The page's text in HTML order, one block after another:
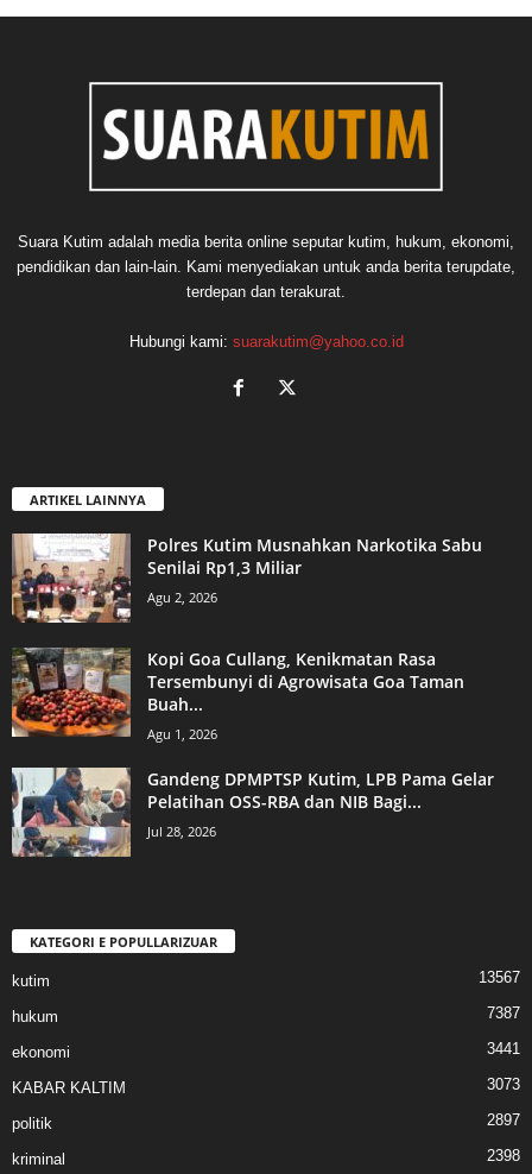
Suara Kutim adalah media berita online seputar kutim, hukum, ekonomi,
pendidikan dan lain-lain. Kami menyediakan untuk anda berita terupdate,
terdepan dan terakurat.
Hubungi kami: suarakutim@yahoo.co.id
ARTIKEL LAINNYA
Polres Kutim Musnahkan Narkotika Sabu
Senilai Rp1,3 Miliar
Agu 2, 2026
Kopi Goa Cullang, Kenikmatan Rasa
Tersembunyi di Agrowisata Goa Taman
Buah...
Agu 1, 2026
Gandeng DPMPTSP Kutim, LPB Pama Gelar
Pelatihan OSS-RBA dan NIB Bagi...
Jul 28, 2026
KATEGORI E POPULLARIZUAR
kutim 13567
hukum 7387
ekonomi 3441
KABAR KALTIM 3073
politik 2897
kriminal 2398